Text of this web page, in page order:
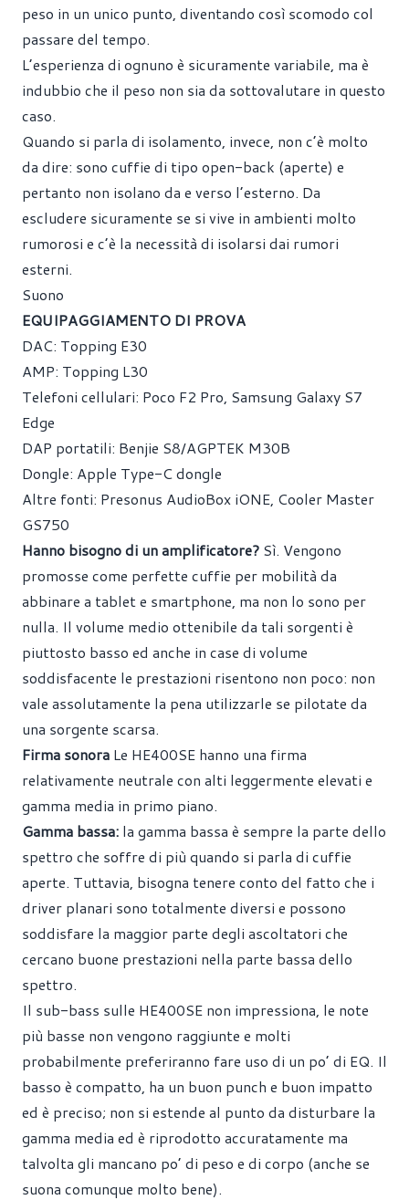
peso in un unico punto, diventando così scomodo col
passare del tempo.
L’esperienza di ognuno è sicuramente variabile, ma è
indubbio che il peso non sia da sottovalutare in questo
caso.
Quando si parla di isolamento, invece, non c’è molto
da dire: sono cuffie di tipo open-back (aperte) e
pertanto non isolano da e verso l’esterno. Da
escludere sicuramente se si vive in ambienti molto
rumorosi e c’è la necessità di isolarsi dai rumori
esterni.
Suono
EQUIPAGGIAMENTO DI PROVA
DAC: Topping E30
AMP: Topping L30
Telefoni cellulari: Poco F2 Pro, Samsung Galaxy S7
Edge
DAP portatili: Benjie S8/AGPTEK M30B
Dongle: Apple Type-C dongle
Altre fonti: Presonus AudioBox iONE, Cooler Master
GS750
Hanno bisogno di un amplificatore? Sì. Vengono
promosse come perfette cuffie per mobilità da
abbinare a tablet e smartphone, ma non lo sono per
nulla. Il volume medio ottenibile da tali sorgenti è
piuttosto basso ed anche in case di volume
soddisfacente le prestazioni risentono non poco: non
vale assolutamente la pena utilizzarle se pilotate da
una sorgente scarsa.
Firma sonora Le HE400SE hanno una firma
relativamente neutrale con alti leggermente elevati e
gamma media in primo piano.
Gamma bassa: la gamma bassa è sempre la parte dello
spettro che soffre di più quando si parla di cuffie
aperte. Tuttavia, bisogna tenere conto del fatto che i
driver planari sono totalmente diversi e possono
soddisfare la maggior parte degli ascoltatori che
cercano buone prestazioni nella parte bassa dello
spettro.
Il sub-bass sulle HE400SE non impressiona, le note
più basse non vengono raggiunte e molti
probabilmente preferiranno fare uso di un po’ di EQ. Il
basso è compatto, ha un buon punch e buon impatto
ed è preciso; non si estende al punto da disturbare la
gamma media ed è riprodotto accuratamente ma
talvolta gli mancano po’ di peso e di corpo (anche se
suona comunque molto bene).